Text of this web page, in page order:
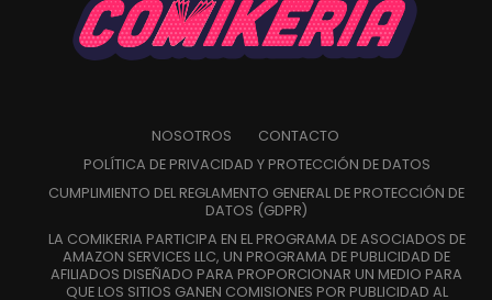
NOSOTROS
CONTACTO
POLÍTICA DE PRIVACIDAD Y PROTECCIÓN DE DATOS
CUMPLIMIENTO DEL REGLAMENTO GENERAL DE PROTECCIÓN DE
DATOS (GDPR)
LA COMIKERIA PARTICIPA EN EL PROGRAMA DE ASOCIADOS DE
AMAZON SERVICES LLC, UN PROGRAMA DE PUBLICIDAD DE
AFILIADOS DISEÑADO PARA PROPORCIONAR UN MEDIO PARA
QUE LOS SITIOS GANEN COMISIONES POR PUBLICIDAD AL